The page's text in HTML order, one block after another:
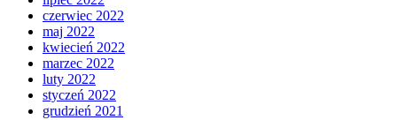
czerwiec 2022
maj 2022
kwiecień 2022
marzec 2022
luty 2022
styczeń 2022
grudzień 2021